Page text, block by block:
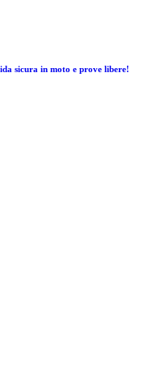
sicura in moto e prove libere!